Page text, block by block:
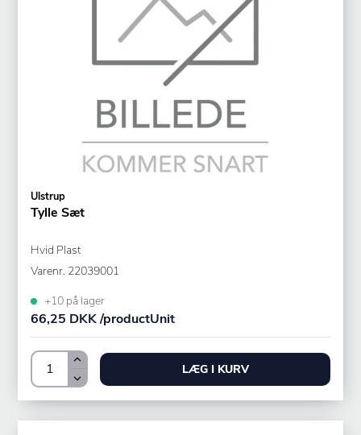
Ulstrup
Tylle Sæt
Hvid Plast
Varenr. 22039001
+10 på lager
66,25 DKK /productUnit
LÆG I KURV